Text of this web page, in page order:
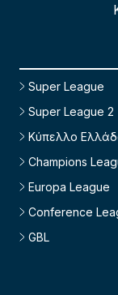
Super League
Super League 2
Κύπελλο
Champions
Europa League
Conference
GBL